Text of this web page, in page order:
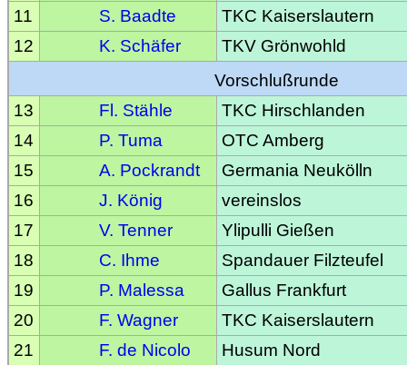
11
S. Baadte
TKC Kaiserslautern
12
K. Schäfer
TKV Grönwohld
Vorschlußrunde
13
Fl. Stähle
TKC Hirschlanden
14
P. Tuma
OTC Amberg
15
A. Pockrandt
Germania Neukölln
16
J. König
vereinslos
17
V. Tenner
Ylipulli Gießen
18
C. Ihme
Spandauer Filzteufel
19
P. Malessa
Gallus Frankfurt
20
F. Wagner
TKC Kaiserslautern
21
F. de Nicolo
Husum Nord